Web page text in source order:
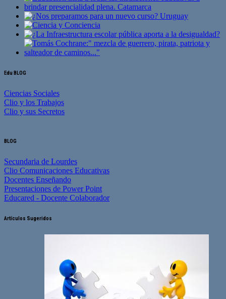
Edu BLOG
Ciencias Sociales
Clio y los Trabajos
Clio y sus Secretos
BLOG
Secundaria de Lourdes
Clio Comunicaciones Educativas
Docentes Enseñando
Presentaciones de Power Point
Educared - Docente Colaborador
Artículos Sugeridos